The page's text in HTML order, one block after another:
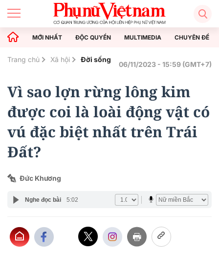
MỚI NHẤT ĐỘC QUYỀN MULTIMEDIA CHUYÊN ĐỀ
Trang chủ Xã hội Đời sống
06/11/2023 - 15:59 (GMT+7)
Vì sao lợn rừng lông kim
được coi là loài động vật có
vú đặc biệt nhất trên Trái
Đất?
Đức Khương
Nghe đọc bài 5:02